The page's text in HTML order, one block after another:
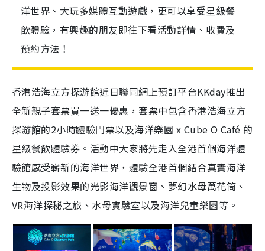
洋世界、大玩多媒體互動遊戲，更可以享受星級餐
飲體驗，有興趣的朋友即往下看活動詳情、收費及
預約方法！
香港浩海立方探游館近日聯同網上預訂平台KKday推出
全新親子套票買一送一優惠，套票中包含香港浩海立方
探游館的2小時體驗門票以及海洋樂園 x Cube O Café 的
星級餐飲體驗券。活動中大家將先走入全港首個海洋體
驗館感受嶄新的海洋世界，體驗全港首個結合真實海洋
生物及投影效果的光影海洋觀景窗、夢幻水母萬花筒、
VR海洋探秘之旅、水母實驗室以及海洋兒童樂園等。